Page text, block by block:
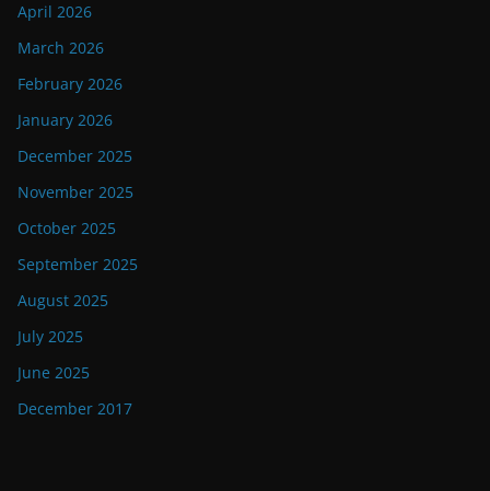
April 2026
March 2026
February 2026
January 2026
December 2025
November 2025
October 2025
September 2025
August 2025
July 2025
June 2025
December 2017